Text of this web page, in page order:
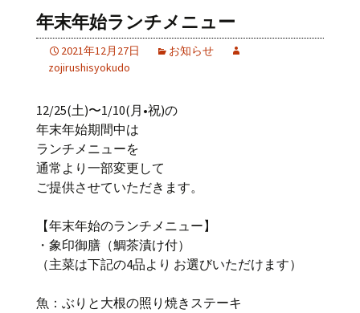
年末年始ランチメニュー
2021年12月27日
お知らせ
zojirushisyokudo
12/25(土)〜1/10(月•祝)の
年末年始期間中は
ランチメニューを
通常より一部変更して
ご提供させていただきます。
【年末年始のランチメニュー】
・象印御膳（鯛茶漬け付）
（主菜は下記の4品より お選びいただけます）
魚：ぶりと大根の照り焼きステーキ